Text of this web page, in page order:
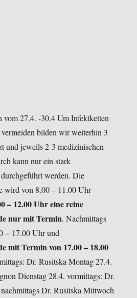
vom 27.4. -30.4Um Infektketten
bilden wir weiterhin 3
und jeweils 2-3 medizinischen
kann nur ein stark
werden.Die
wird von 8.00 – 11.00 Uhr
– 12.00 Uhr eine reine
nur mit Termin.Nachmittags
– 17.00 Uhr und
mit Termin von 17.00 – 18.00
Dr. RusitskaMontag 27.4.
Dienstag 28.4. vormittags: Dr.
Dr. RusitskaMittwoch